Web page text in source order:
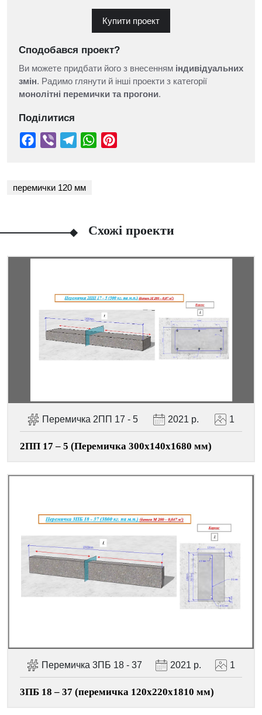
Купити проект
Сподобався проект?
Ви можете придбати його з внесенням індивідуальних
змін. Радимо глянути й інші проекти з категорії
монолітні перемички та прогони.
Поділитися
перемички 120 мм
Схожі проекти
Перемичка 2ПП 17 - 5 2021 р. 1
2ПП 17 – 5 (Перемичка 300х140х1680 мм)
Перемичка 3ПБ 18 - 37 2021 р. 1
3ПБ 18 – 37 (перемичка 120х220х1810 мм)